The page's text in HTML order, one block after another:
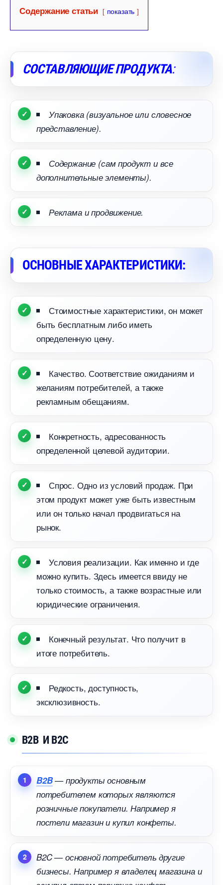
Содержание статьи показать
СОСТАВЛЯЮЩИЕ ПРОДУКТА:
Упаковка (визуальное или словесное
представление).
Содержание (сам продукт и все
дополнительные элементы).
Реклама и продвижение.
ОСНОВНЫЕ ХАРАКТЕРИСТИКИ:
Стоимостные характеристики, он может
ыть бесплатным либо иметь
определенную цену.
Качество. Соответствие ожиданиям и
желаниям потребителей, а также
рекламным обещаниям.
Конкретность, адресованность
определенной целевой аудитории.
Спрос. Одно из условий продаж. При
этом продукт может уже быть известным
или он только начал продвигаться на
рынок.
Условия реализации. Как именно и где
можно купить. Здесь имеется ввиду не
только стоимость, а также возрастные или
юридические ограничения.
Конечный результат. Что получит
итоге потребитель.
Редкость, доступность,
эксклюзивность.
B2B И B2C
B2B— продукты основным
потребителем которых являются
розничные покупатели. Например я
постели магазин и купил конфеты.
B2C — основной потребитель другие
изнесы. Например я владелец магазина и